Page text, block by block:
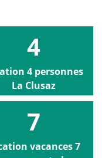
4
4 personnes
La Clusaz
7
vacances 7